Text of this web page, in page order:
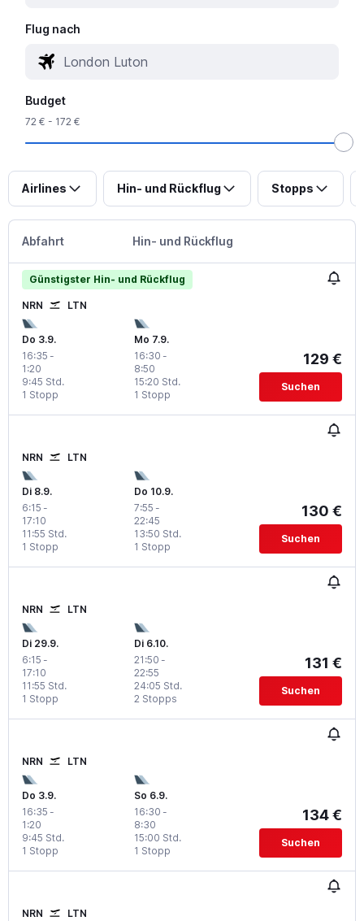
Flug nach
Budget
72 € - 172 €
Airlines Hin- und Rückflug Stopps
Abfahrt Hin- und Rückflug
Günstigster Hin- und Rückflug
NRN LTN
Do 3.9.
16:35 -
1:20
1 Stopp
9:45 Std.
Mo 7.9.
16:30 -
8:50
1 Stopp
15:20 Std.
129 €
Suchen
NRN LTN
Di 8.9.
6:15 -
17:10
1 Stopp
11:55 Std.
Do 10.9.
7:55 -
22:45
1 Stopp
13:50 Std.
130 €
Suchen
NRN LTN
Di 29.9.
6:15 -
17:10
1 Stopp
11:55 Std.
Di 6.10.
21:50 -
22:55
2 Stopps
24:05 Std.
131 €
Suchen
NRN LTN
Do 3.9.
16:35 -
1:20
1 Stopp
9:45 Std.
So 6.9.
16:30 -
8:30
1 Stopp
15:00 Std.
134 €
Suchen
NRN LTN